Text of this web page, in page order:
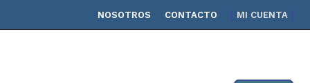
NOSOTROS CONTACTO MI CUENTA